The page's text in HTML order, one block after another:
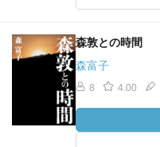
森敦との時間
森富子
8 4.00